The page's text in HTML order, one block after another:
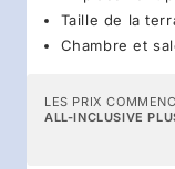
Taille de la
Chambre et
LES PRIX
ALL-INCLUSIVE